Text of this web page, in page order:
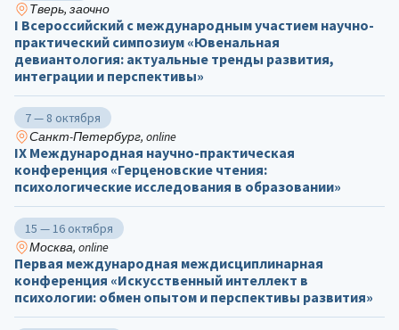
Тверь, заочно
I Всероссийский с международным участием научно-
практический симпозиум «Ювенальная
девиантология: актуальные тренды развития,
интеграции и перспективы»
7 — 8 октября
Санкт-Петербург, online
IX Международная научно-практическая
конференция «Герценовские чтения:
психологические исследования в образовании»
15 — 16 октября
Москва, online
Первая международная междисциплинарная
конференция «Искусственный интеллект в
психологии: обмен опытом и перспективы развития»